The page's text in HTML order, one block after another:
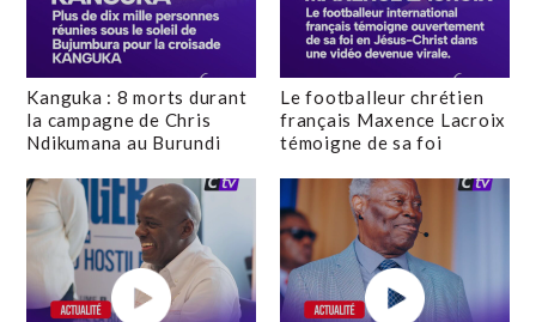
Kanguka : 8 morts durant
la campagne de Chris
Ndikumana au Burundi
Le footballeur chrétien
français Maxence Lacroix
témoigne de sa foi